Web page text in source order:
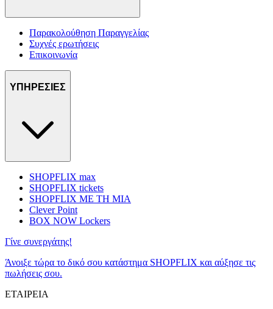
Παρακολούθηση Παραγγελίας
Συχνές ερωτήσεις
Επικοινωνία
ΥΠΗΡΕΣΙΕΣ
SHOPFLIX max
SHOPFLIX tickets
SHOPFLIX ΜΕ ΤΗ ΜΙΑ
Clever Point
BOX NOW Lockers
Γίνε συνεργάτης!
Άνοιξε τώρα το δικό σου κατάστημα SHOPFLIX και αύξησε τις
πωλήσεις σου.
ΕΤΑΙΡΕΙΑ